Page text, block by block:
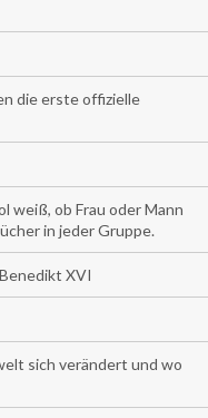
die erste offizielle
weiß, ob Frau oder Mann
in jeder Gruppe.
XVI
sich verändert und wo